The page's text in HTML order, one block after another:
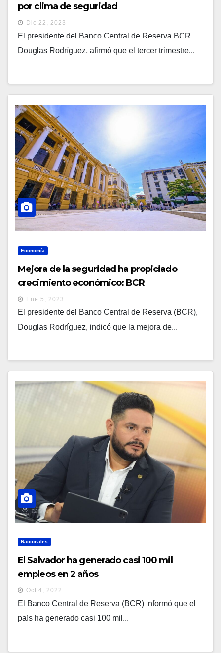
por clima de seguridad
Dic 22, 2023
El presidente del Banco Central de Reserva BCR,
Douglas Rodríguez, afirmó que el tercer trimestre...
Economía
Mejora de la seguridad ha propiciado
crecimiento económico: BCR
Ene 5, 2023
El presidente del Banco Central de Reserva (BCR),
Douglas Rodríguez, indicó que la mejora de...
Nacionales
El Salvador ha generado casi 100 mil
empleos en 2 años
Oct 4, 2022
El Banco Central de Reserva (BCR) informó que el
país ha generado casi 100 mil...